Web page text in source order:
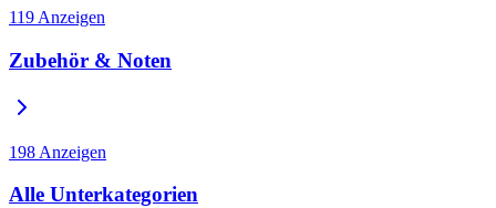
119 Anzeigen
Zubehör & Noten
198 Anzeigen
Alle Unterkategorien